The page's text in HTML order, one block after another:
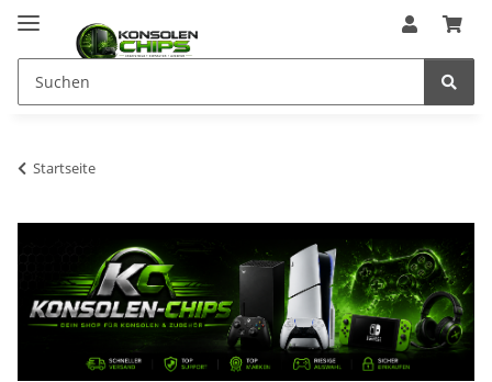
Startseite